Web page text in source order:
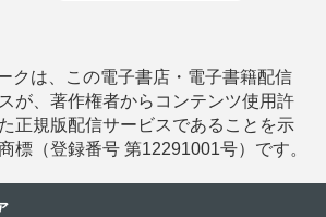
クは、この電子書店・電子書籍配信
が、著作権者からコンテンツ使用許
正規版配信サービスであることを示
標（登録番号 第12291001号）です。